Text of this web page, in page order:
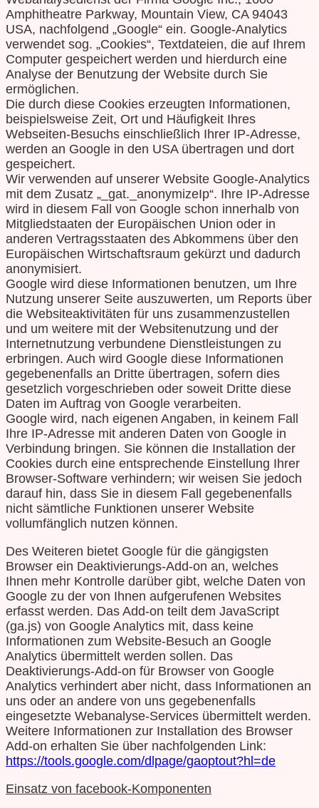
Amphitheatre Parkway, Mountain View, CA 94043
USA, nachfolgend „Google“ ein. Google-Analytics
verwendet sog. „Cookies“, Textdateien, die auf Ihrem
Computer gespeichert werden und hierdurch eine
Analyse der Benutzung der Website durch Sie
ermöglichen.
Die durch diese Cookies erzeugten Informationen,
beispielsweise Zeit, Ort und Häufigkeit Ihres
Webseiten-Besuchs einschließlich Ihrer IP-Adresse,
werden an Google in den USA übertragen und dort
gespeichert.
Wir verwenden auf unserer Website Google-Analytics
mit dem Zusatz „_gat._anonymizeIp“. Ihre IP-Adresse
wird in diesem Fall von Google schon innerhalb von
Mitgliedstaaten der Europäischen Union oder in
anderen Vertragsstaaten des Abkommens über den
Europäischen Wirtschaftsraum gekürzt und dadurch
anonymisiert.
Google wird diese Informationen benutzen, um Ihre
Nutzung unserer Seite auszuwerten, um Reports über
die Websiteaktivitäten für uns zusammenzustellen
und um weitere mit der Websitenutzung und der
Internetnutzung verbundene Dienstleistungen zu
erbringen. Auch wird Google diese Informationen
gegebenenfalls an Dritte übertragen, sofern dies
gesetzlich vorgeschrieben oder soweit Dritte diese
Daten im Auftrag von Google verarbeiten.
Google wird, nach eigenen Angaben, in keinem Fall
Ihre IP-Adresse mit anderen Daten von Google in
Verbindung bringen. Sie können die Installation der
Cookies durch eine entsprechende Einstellung Ihrer
Browser-Software verhindern; wir weisen Sie jedoch
darauf hin, dass Sie in diesem Fall gegebenenfalls
nicht sämtliche Funktionen unserer Website
vollumfänglich nutzen können.
Des Weiteren bietet Google für die gängigsten
Browser ein Deaktivierungs-Add-on an, welches
Ihnen mehr Kontrolle darüber gibt, welche Daten von
Google zu der von Ihnen aufgerufenen Websites
erfasst werden. Das Add-on teilt dem JavaScript
(ga.js) von Google Analytics mit, dass keine
Informationen zum Website-Besuch an Google
Analytics übermittelt werden sollen. Das
Deaktivierungs-Add-on für Browser von Google
Analytics verhindert aber nicht, dass Informationen an
uns oder an andere von uns gegebenenfalls
eingesetzte Webanalyse-Services übermittelt werden.
Weitere Informationen zur Installation des Browser
Add-on erhalten Sie über nachfolgenden Link:
https://tools.google.com/dlpage/gaoptout?hl=de
Einsatz von facebook-Komponenten